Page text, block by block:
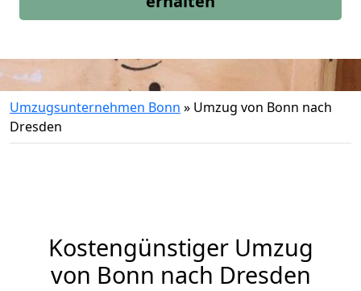
Umzugsunternehmen Bonn » Umzug von Bonn nach
Dresden
Kostengünstiger Umzug
von Bonn nach Dresden